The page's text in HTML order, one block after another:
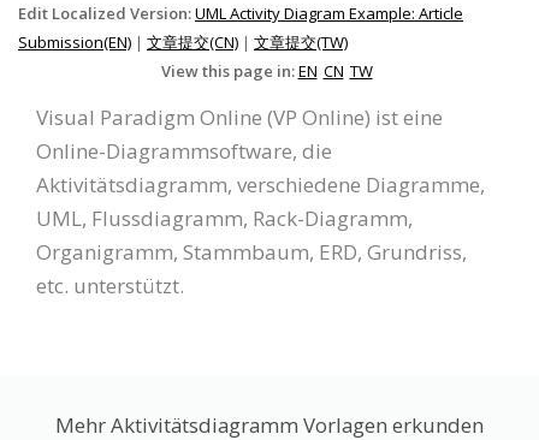
Edit Localized Version:UML Activity Diagram Example: Article
Submission(EN) | 文章提交(CN) | 文章提交(TW)
View this page in:EN CN TW
Visual Paradigm Online (VP Online) ist eine
Online-Diagrammsoftware, die
Aktivitätsdiagramm, verschiedene Diagramme,
UML, Flussdiagramm, Rack-Diagramm,
Organigramm, Stammbaum, ERD, Grundriss,
etc. unterstützt.
Mehr Aktivitätsdiagramm Vorlagen erkunden